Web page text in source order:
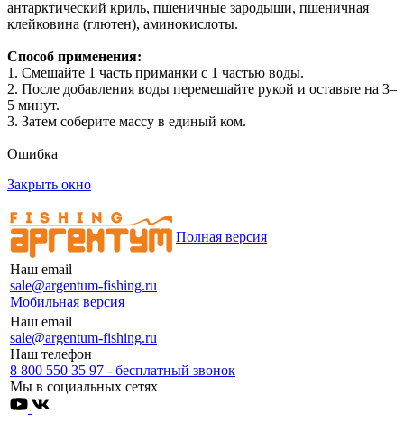
антарктический криль, пшеничные зародыши, пшеничная
клейковина (глютен), аминокислоты.
Способ применения:
1. Смешайте 1 часть приманки с 1 частью воды.
2. После добавления воды перемешайте рукой и оставьте на 3–
5 минут.
3. Затем соберите массу в единый ком.
Ошибка
Закрыть окно
Наш email
sale@argentum-fishing.ru
Мобильная версия
Полная версия
Наш email
sale@argentum-fishing.ru
Наш телефон
8 800 550 35 97 - бесплатный звонок
Мы в социальных сетях